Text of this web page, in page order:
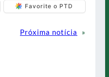
Favorite o PTD
Próxima notícia
»